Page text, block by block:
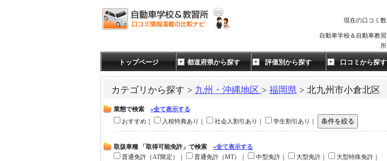
現在の口コミ数
自動車学校＆自動車教習
所
トップページ 都道府県から探す 評価別から探す 口コミから探す
カテゴリから探す > 九州・沖縄地区 > 福岡県 > 北九州市小倉北区
業態で検索 »全て表示する
おすすめ｜
入校特典あり｜ 社会人割引あり｜ 学生割引あり｜
取扱車種 「取得可能免許」で検索 »全て表示する
普通免許（AT限定）｜
普通免許（MT）｜ 中型免許｜ 大型免許｜
大型特殊免許｜